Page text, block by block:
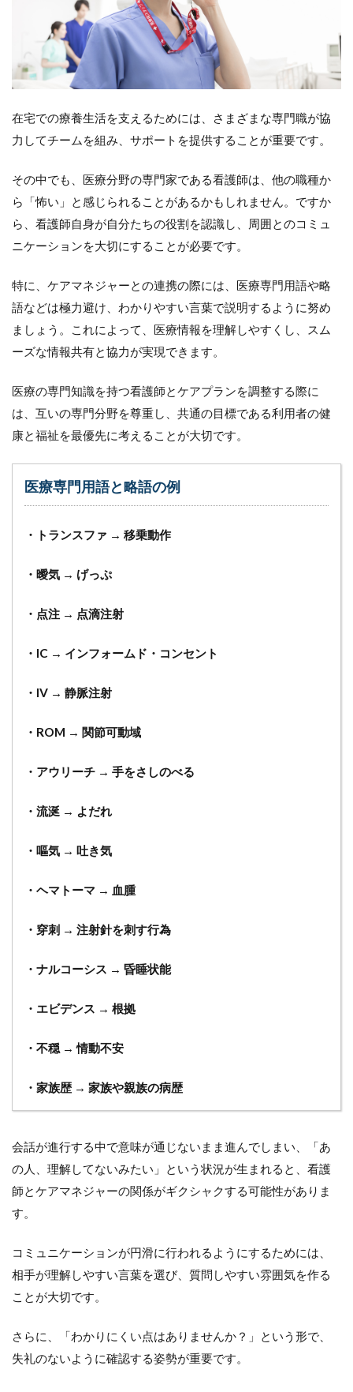
在宅での療養生活を支えるためには、さまざまな専門職が協
力してチームを組み、サポートを提供することが重要です。
その中でも、医療分野の専門家である看護師は、他の職種か
ら「怖い」と感じられることがあるかもしれません。ですか
ら、看護師自身が自分たちの役割を認識し、周囲とのコミュ
ニケーションを大切にすることが必要です。
特に、ケアマネジャーとの連携の際には、医療専門用語や略
語などは極力避け、わかりやすい言葉で説明するように努め
ましょう。これによって、医療情報を理解しやすくし、スム
ーズな情報共有と協力が実現できます。
医療の専門知識を持つ看護師とケアプランを調整する際に
は、互いの専門分野を尊重し、共通の目標である利用者の健
康と福祉を最優先に考えることが大切です。
医療専門用語と略語の例
・トランスファ → 移乗動作
・曖気 → げっぷ
・点注 → 点滴注射
・IC → インフォームド・コンセント
・IV → 静脈注射
・ROM → 関節可動域
・アウリーチ → 手をさしのべる
・流涎 → よだれ
・嘔気 → 吐き気
・ヘマトーマ → 血腫
・穿刺 → 注射針を刺す行為
・ナルコーシス → 昏睡状能
・エビデンス → 根拠
・不穏 → 情動不安
・家族歴 → 家族や親族の病歴
会話が進行する中で意味が通じないまま進んでしまい、「あ
の人、理解してないみたい」という状況が生まれると、看護
師とケアマネジャーの関係がギクシャクする可能性がありま
す。
コミュニケーションが円滑に行われるようにするためには、
相手が理解しやすい言葉を選び、質問しやすい雰囲気を作る
ことが大切です。
さらに、「わかりにくい点はありませんか？」という形で、
失礼のないように確認する姿勢が重要です。